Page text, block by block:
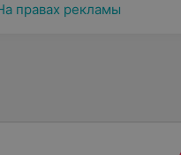
правах рекламы